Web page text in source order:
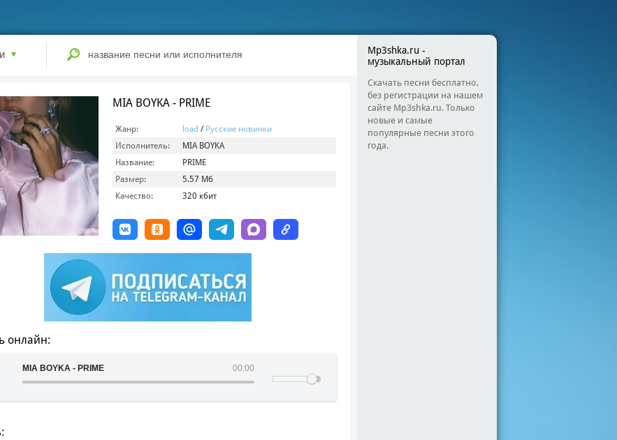
MIA BOYKA - PRIME
Жанр: load / Русские новинки
Исполнитель:
MIA BOYKA
Название:
PRIME
Размер:
5.57 Мб
Качество:
320 кбит
онлайн:
00:00
MIA BOYKA - PRIME
Mp3shka.ru -
музыкальный портал
Скачать песни бесплатно,
без регистрации на нашем
сайте Mp3shka.ru. Только
новые и самые
популярные песни этого
года.